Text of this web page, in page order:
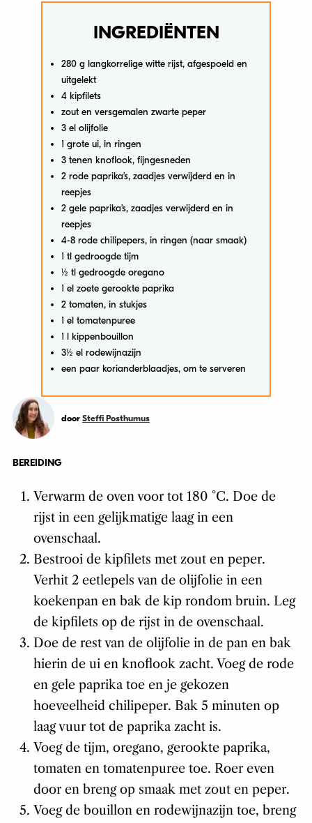
INGREDIËNTEN
280 g langkorrelige witte rijst, afgespoeld en
uitgelekt
4 kipfilets
zout en versgemalen zwarte peper
3 el olijfolie
1 grote ui, in ringen
3 tenen knoflook, fijngesneden
2 rode paprika’s, zaadjes verwijderd en in
reepjes
2 gele paprika’s, zaadjes verwijderd en in
reepjes
4-8 rode chilipepers, in ringen (naar smaak)
1 tl gedroogde tijm
½ tl gedroogde oregano
1 el zoete gerookte paprika
2 tomaten, in stukjes
1 el tomatenpuree
1 l kippenbouillon
3½ el rodewijnazijn
een paar korianderblaadjes, om te serveren
door Steffi Posthumus
BEREIDING
Verwarm de oven voor tot 180 °C. Doe de
rijst in een gelijkmatige laag in een
ovenschaal.
Bestrooi de kipfilets met zout en peper.
Verhit 2 eetlepels van de olijfolie in een
koekenpan en bak de kip rondom bruin. Leg
de kipfilets op de rijst in de ovenschaal.
Doe de rest van de olijfolie in de pan en bak
hierin de ui en knoflook zacht. Voeg de rode
en gele paprika toe en je gekozen
hoeveelheid chilipeper. Bak 5 minuten op
laag vuur tot de paprika zacht is.
Voeg de tijm, oregano, gerookte paprika,
tomaten en tomatenpuree toe. Roer even
door en breng op smaak met zout en peper.
Voeg de bouillon en rodewijnazijn toe, breng